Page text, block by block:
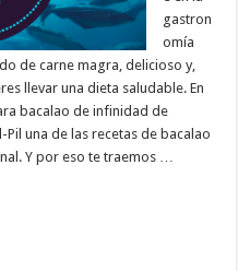
gastron
omía
de carne magra, delicioso y,
llevar una dieta saludable. En
bacalao de infinidad de
una de las recetas de bacalao
Y por eso te traemos …